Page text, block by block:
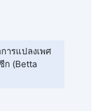
ารแปลงเพศ
ก (Betta